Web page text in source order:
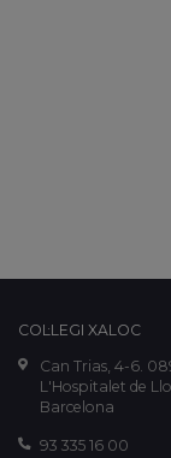
COL·LEGI XALOC
Can Trias, 4-6.
L'Hospitalet de
Barcelona
93 335 16 00